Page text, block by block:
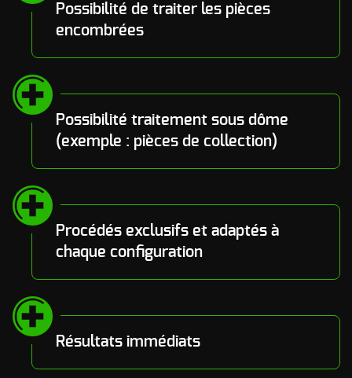
Possibilité de traiter les pièces
encombrées
Possibilité traitement sous dôme
(exemple : pièces de collection)
Procédés exclusifs et adaptés à
chaque configuration
Résultats immédiats